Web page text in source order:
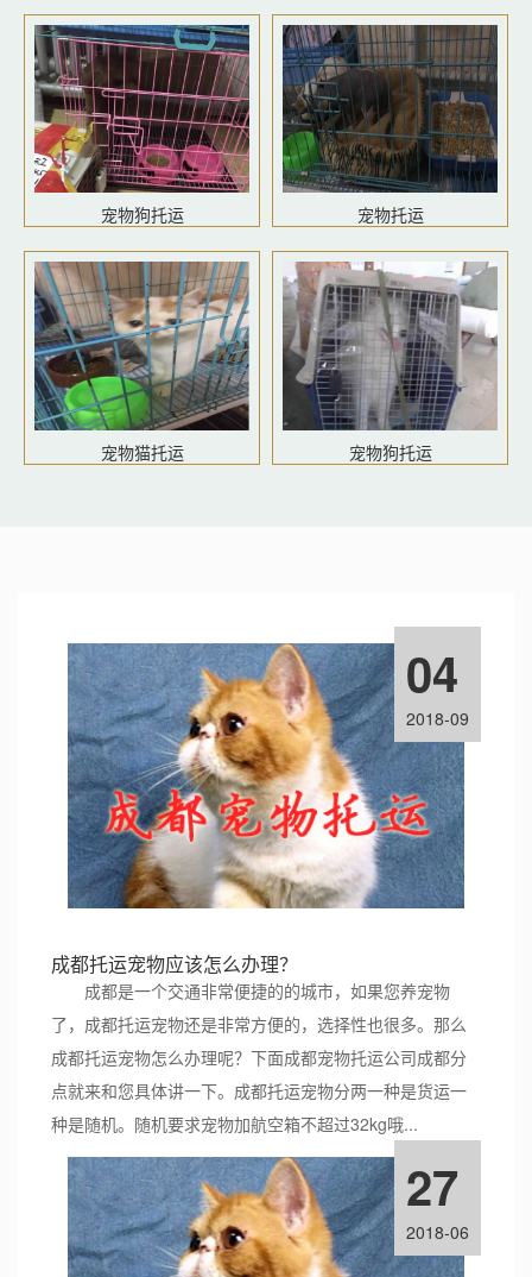
宠物狗托运 宠物托运
宠物猫托运 宠物狗托运
成都托运宠物应该怎么办理？
成都是一个交通非常便捷的的城市，如果您养宠物
了，成都托运宠物还是非常方便的，选择性也很多。那么
成都托运宠物怎么办理呢？下面成都宠物托运公司成都分
点就来和您具体讲一下。成都托运宠物分两一种是货运一
种是随机。随机要求宠物加航空箱不超过32kg哦...
04
2018-09
27
2018-06